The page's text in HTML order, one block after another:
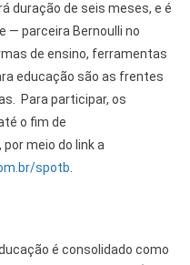
duração de seis meses, e é
— parceira Bernoulli no
de ensino, ferramentas
educação são as frentes
Para participar, os
o fim de
meio do link a
spotb.
é consolidado como